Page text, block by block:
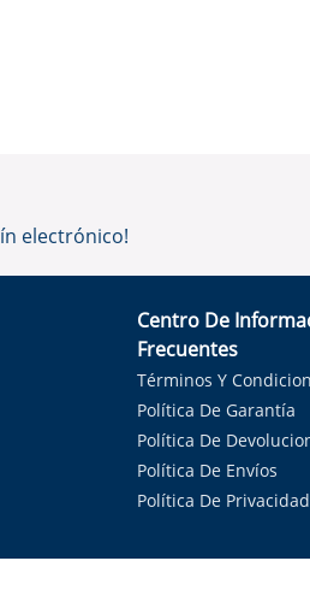
electrónico!
Centro De
Frecuentes
Términos Y
Política De Garantía
Política De
Política De Envíos
Política De Privacidad